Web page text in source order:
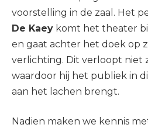
voorstelling in de zaal. Het
De Kaey komt het theater
en gaat achter het doek op
verlichting. Dit verloopt niet
waardoor hij het publiek in
aan het lachen brengt.
Nadien maken we kennis